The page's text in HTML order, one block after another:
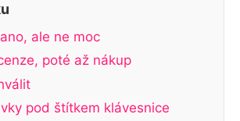
ale ne moc
poté až nákup
pod štítkem klávesnice